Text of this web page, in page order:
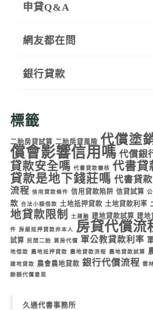
申貸Q&A
網友都在問
銀行貸款
標籤
二胎房貸試算 二胎房貸風險 代償塗
償會影響信用嗎 代償銀
貸款安全嗎 代書貸款審核 代書貸
貸款是地下錢莊嗎 代書貸
流程 信用貸款條件 信用貸款陷阱 信貸試算
款 合法小額借款 土地抵押貸款 土地貸款利率
地貸款限制
土建融 建地貸款試算 建地
件 房屋抵押貸款非本人 房貸代償流
試算
民間二胎 買房代償 軍公教貸款利率
地借款
農地抵押貸款 農地貸款流程 農地貸款試算
建地貸款 農會農地貸款 銀行代償流程 雲
餘額代償意思
久通代書事務所